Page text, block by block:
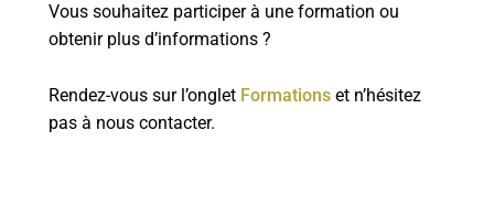
Vous souhaitez participer à une formation ou
obtenir plus d’informations ?
Rendez-vous sur l’onglet Formations et n’hésitez
pas à nous contacter.